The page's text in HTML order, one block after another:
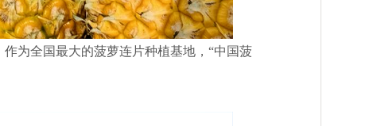
为全国最大的菠萝连片种植基地，“中国菠